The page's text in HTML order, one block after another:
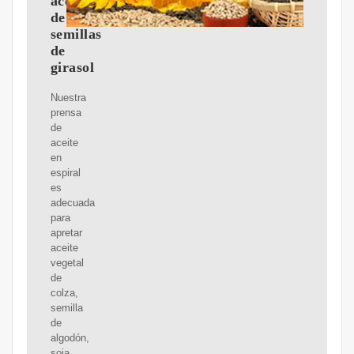
de
semillas
de
girasol
Nuestra
prensa
de
aceite
en
espiral
es
adecuada
para
apretar
aceite
vegetal
de
colza,
semilla
de
algodón,